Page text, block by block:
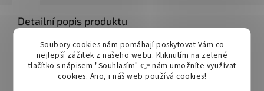
Soubory cookies nám pomáhají poskytovat Vám co
nejlepší zážitek z našeho webu. Kliknutím na zelené
tlačítko s nápisem "Souhlasím" 👉 nám umožníte využívat
cookies. Ano, i náš web používá cookies!
Detailní popis produktu
Univerzální LED svítilna s výkonem 48W je velmi nápomocná při
osvětlení pracovního pole při farmářských pracích, na stavbách,
při jízdě v terénu, v zemědělství nebo při plachtění. Díky velmi
účinným 16 EPISTAR LED diodám se zaostřujícím sklem je možné